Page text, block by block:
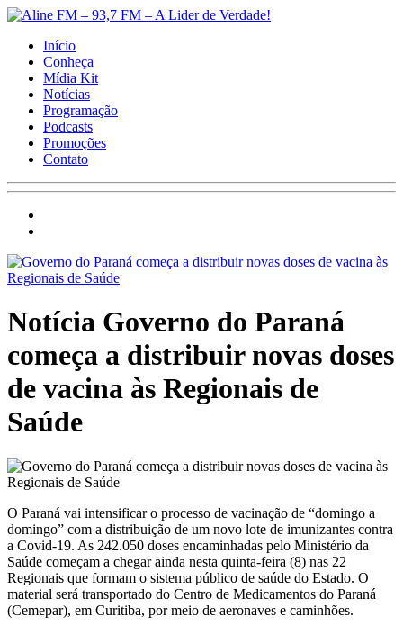
Início
Conheça
Mídia Kit
Notícias
Programação
Podcasts
Promoções
Contato
Notícia Governo do Paraná
começa a distribuir novas doses
de vacina às Regionais de
Saúde
O Paraná vai intensificar o processo de vacinação de “domingo a
domingo” com a distribuição de um novo lote de imunizantes contra
a Covid-19. As 242.050 doses encaminhadas pelo Ministério da
Saúde começam a chegar ainda nesta quinta-feira (8) nas 22
Regionais que formam o sistema público de saúde do Estado. O
material será transportado do Centro de Medicamentos do Paraná
(Cemepar), em Curitiba, por meio de aeronaves e caminhões.